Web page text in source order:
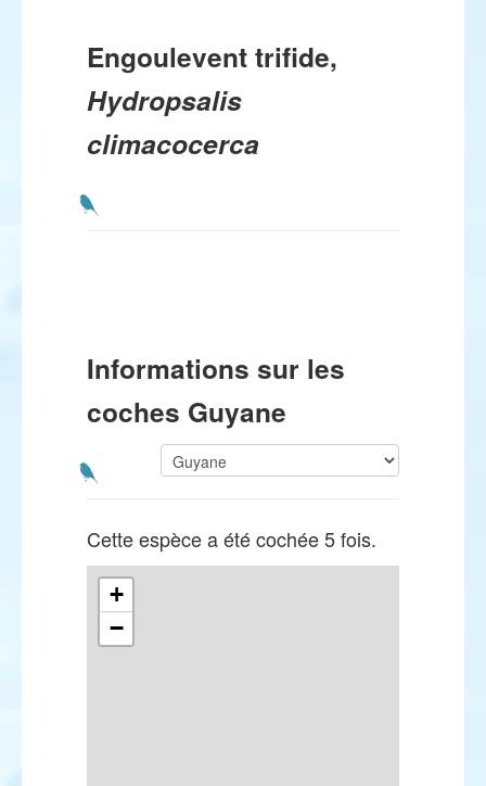
Engoulevent trifide,
Hydropsalis
climacocerca
Informations sur les
coches Guyane
Cette espèce a été cochée 5 fois.
+
−